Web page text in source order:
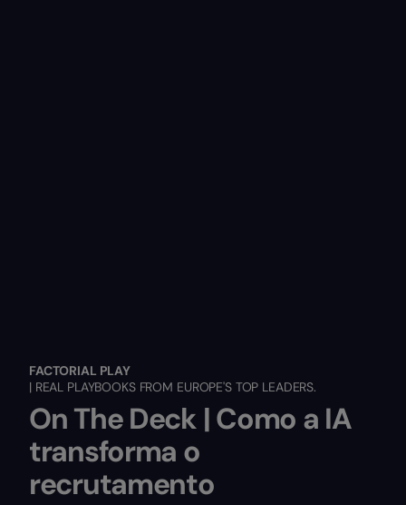
FACTORIAL PLAY
| REAL PLAYBOOKS FROM EUROPE'S TOP LEADERS.
On The Deck | Como a IA
transforma o
recrutamento